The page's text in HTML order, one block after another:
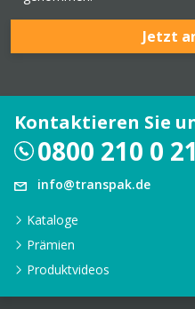
Jetzt
Kontaktieren Sie
0800 210 0
info@transpak.de
Kataloge
Prämien
Produktvideos